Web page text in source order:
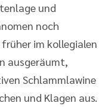
und
noch
im kollegialen
ausgeräumt,
Schlammlawine
und Klagen aus.